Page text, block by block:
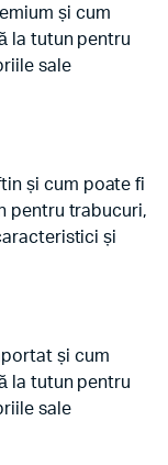
și cum
la tutun pentru
sale
și cum poate fi
pentru trabucuri,
și
și cum
la tutun pentru
sale